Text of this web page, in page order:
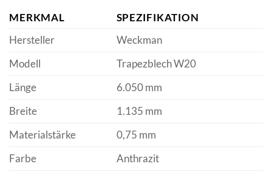
MERKMAL
SPEZIFIKATION
Hersteller
Weckman
Modell
Trapezblech W20
Länge
6.050 mm
Breite
1.135 mm
Materialstärke
0,75 mm
Farbe
Anthrazit